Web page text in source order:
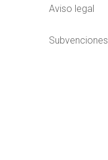
Aviso legal
Subvenciones